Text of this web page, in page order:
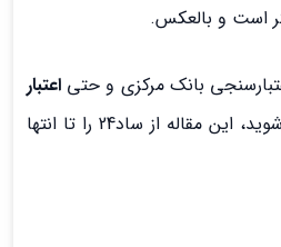
است و بالعکس.
بانک مرکزی و حتی اعتبار
آشنا شوید، این مقاله از ساد24 را تا انتها